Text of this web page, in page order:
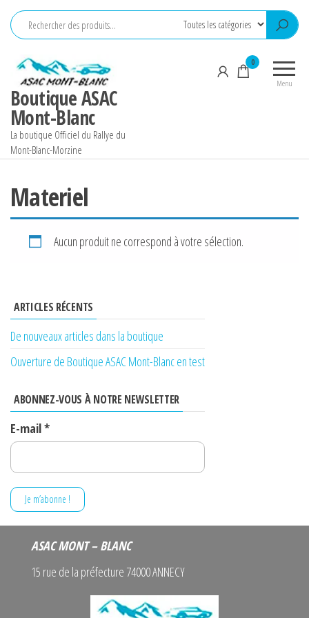
Aller
Boutique ASAC
Mont-Blanc
La boutique Officiel du Rallye du
Mont-Blanc-Morzine
Menu
0
Materiel
Aucun produit ne correspond à votre sélection.
ARTICLES RÉCENTS
De nouveaux articles dans la boutique
Ouverture de Boutique ASAC Mont-Blanc en test
ABONNEZ-VOUS À NOTRE NEWSLETTER
E-mail*
ASAC MONT – BLANC
15 rue de la préfecture 74000 ANNECY